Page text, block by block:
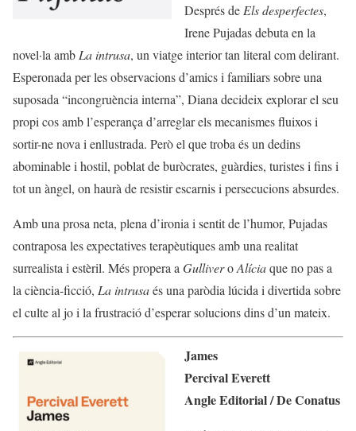
Després de Els desperfectes,
Irene Pujadas debuta en la
novel·la amb La intrusa, un viatge interior tan literal com delirant.
Esperonada per les observacions d’amics i familiars sobre una
suposada “incongruència interna”, Diana decideix explorar el seu
propi cos amb l’esperança d’arreglar els mecanismes fluixos i
sortir-ne nova i enllustrada. Però el que troba és un dedins
abominable i hostil, poblat de buròcrates, guàrdies, turistes i fins i
tot un àngel, on haurà de resistir escarnis i persecucions absurdes.
Amb una prosa neta, plena d’ironia i sentit de l’humor, Pujadas
contraposa les expectatives terapèutiques amb una realitat
surrealista i estèril. Més propera a GulliveroAlíciaque no pas a
la ciència-ficció, La intrusaés una paròdia lúcida i divertida sobre
el culte al jo i la frustració d’esperar solucions dins d’un mateix.
James
Percival Everett
Angle Editorial / De Conatus